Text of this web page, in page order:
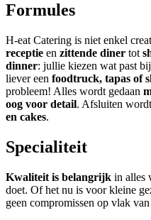
Formules
H-eat Catering is niet enkel
receptie en zittende diner tot
dinner: jullie kiezen wat past
liever een foodtruck, tapas of
probleem! Alles wordt gedaan
oog voor detail. Afsluiten
en cakes.
Specialiteit
Kwaliteit is belangrijk in alles
doet. Of het nu is voor kleine
geen compromissen op vlak